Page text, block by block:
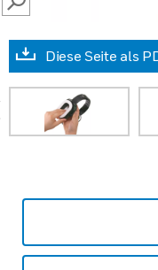
SEARCH
Diese Seite als